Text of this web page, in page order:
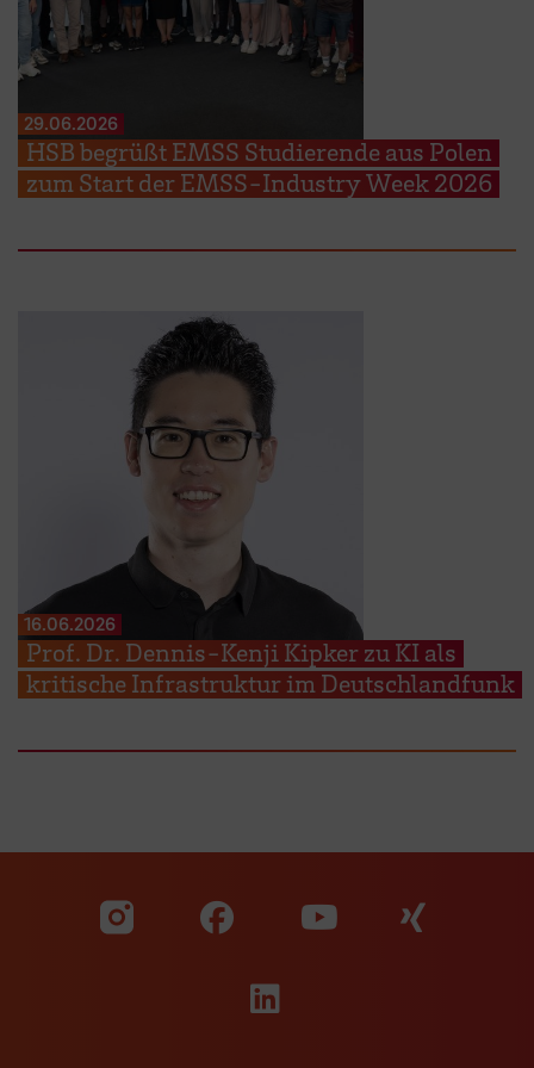
29.06.2026
HSB begrüßt EMSS Studierende aus Polen
zum Start der EMSS-Industry Week 2026
16.06.2026
Prof. Dr. Dennis-Kenji Kipker zu KI als
kritische Infrastruktur im Deutschlandfunk
Zu unserer Facebook
Zu
Zu unserer